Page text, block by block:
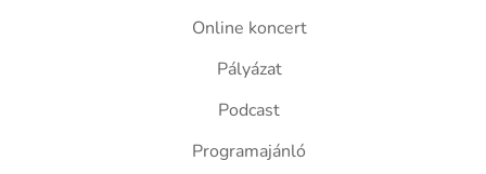
Online koncert
Pályázat
Podcast
Programajánló